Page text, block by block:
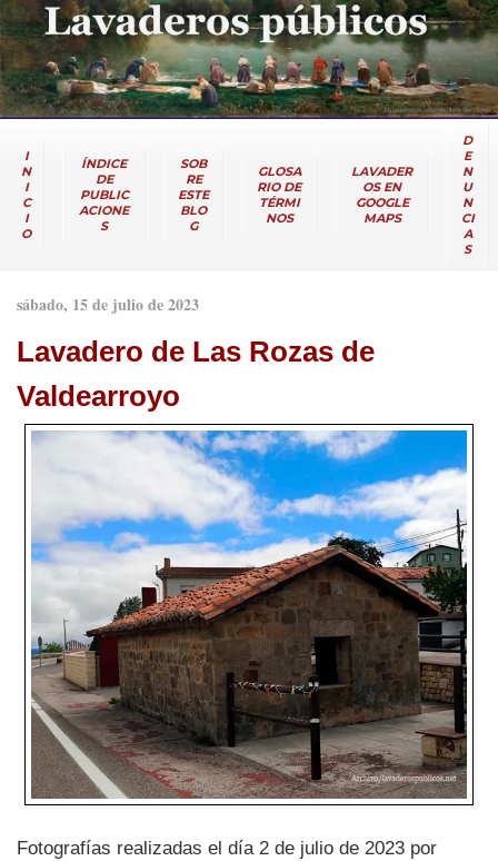
I
N
I
C
I
O
ÍNDICE
DE
PUBLIC
ACIONE
S
SOB
RE
ESTE
BLO
G
GLOSA
RIO DE
TÉRMI
NOS
LAVADER
OS EN
GOOGLE
MAPS
D
E
N
U
N
CI
A
S
sábado, 15 de julio de 2023
Lavadero de Las Rozas de
Valdearroyo
Fotografías realizadas el día 2 de julio de 2023 por